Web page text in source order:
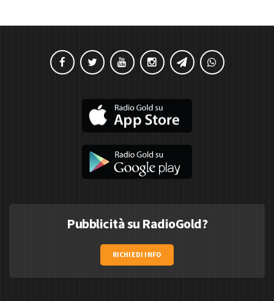
Pubblicità su RadioGold?
RICHIEDI INFO